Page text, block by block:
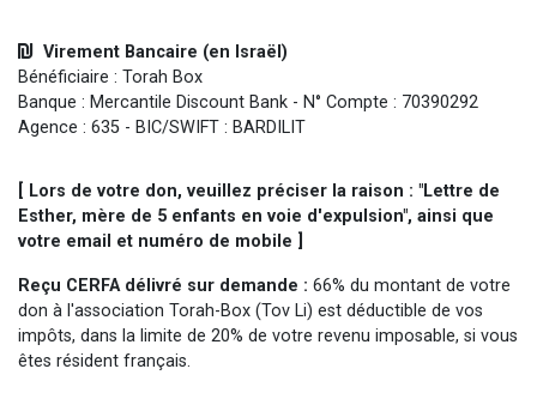
Virement Bancaire (en Israël)
Bénéficiaire : Torah Box
Banque : Mercantile Discount Bank - N° Compte : 70390292
Agence : 635 - BIC/SWIFT : BARDILIT
[ Lors de votre don, veuillez préciser la raison : "Lettre de
Esther, mère de 5 enfants en voie d'expulsion", ainsi que
votre email et numéro de mobile ]
Reçu CERFA délivré sur demande : 66% du montant de votre
don à l'association Torah-Box (Tov Li) est déductible de vos
impôts, dans la limite de 20% de votre revenu imposable, si vous
êtes résident français.